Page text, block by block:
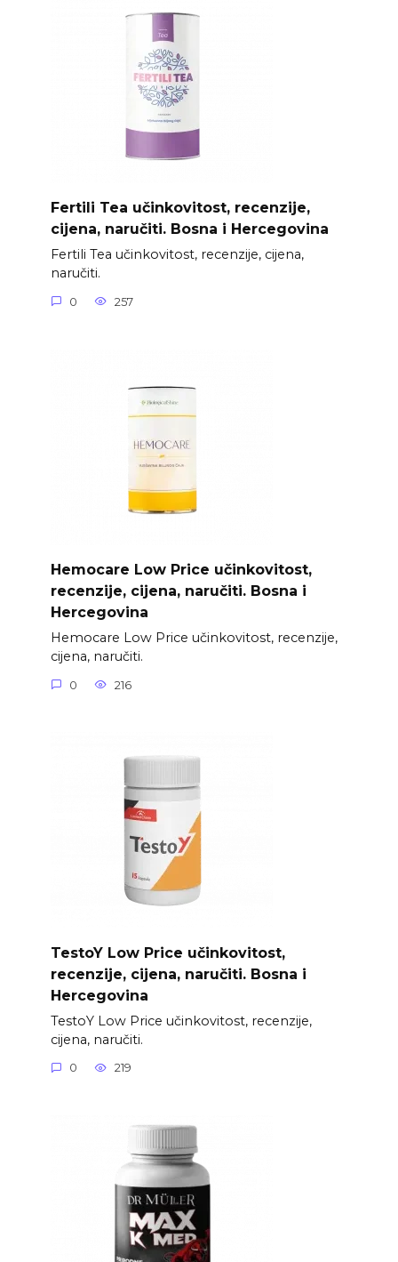
Fertili Tea učinkovitost, recenzije,
cijena, naručiti. Bosna i Hercegovina
Fertili Tea učinkovitost, recenzije, cijena,
naručiti.
0 257
Hemocare Low Price učinkovitost,
recenzije, cijena, naručiti. Bosna i
Hercegovina
Hemocare Low Price učinkovitost, recenzije,
cijena, naručiti.
0 216
TestoY Low Price učinkovitost,
recenzije, cijena, naručiti. Bosna i
Hercegovina
TestoY Low Price učinkovitost, recenzije,
cijena, naručiti.
0 219